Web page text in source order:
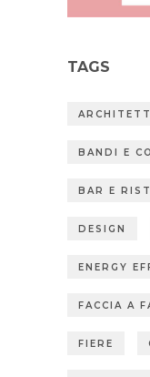
TAGS
BANDI E
BAR E
DESIGN
ENERGY
FACCIA A
FIERE